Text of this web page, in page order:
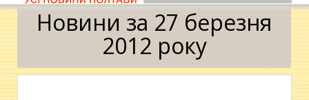
Новини за 27 березня
2012 року